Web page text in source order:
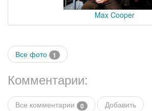
Max Cooper
Все фото 1
Комментарии:
Все комментарии 0 Добавить